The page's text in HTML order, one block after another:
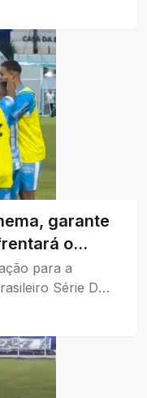
há quatro
garante
o
da Série D
para a
Série D